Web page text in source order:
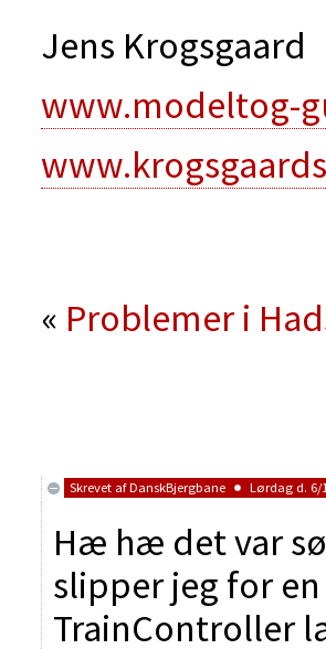
Jens Krogsgaard
www.modeltog-
« Problemer i
Skrevet afDanskBjergbane Lørdag d. 6/
Hæ hæ det var
slipper jeg for
TrainController